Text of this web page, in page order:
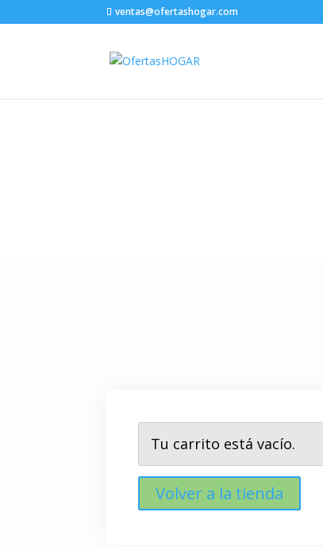
ventas@ofertashogar.com
Tu carrito está vacío.
Volver a la tienda